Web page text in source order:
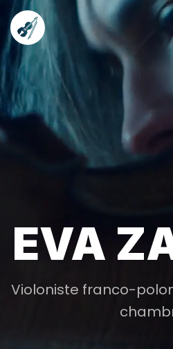
EVA
Violoniste franco-